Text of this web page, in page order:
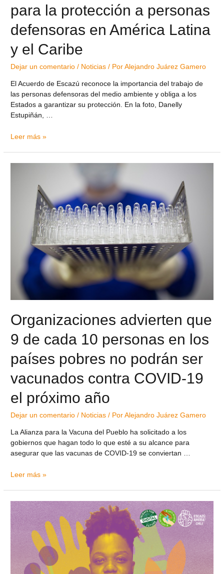
para la protección a personas
defensoras en América Latina
y el Caribe
Dejar un comentario / Noticias / PorAlejandro Juárez Gamero
El Acuerdo de Escazú reconoce la importancia del trabajo de
las personas defensoras del medio ambiente y obliga a los
Estados a garantizar su protección. En la foto, Danelly
Estupiñán, …
Leer más »
Organizaciones advierten que
9 de cada 10 personas en los
países pobres no podrán ser
vacunados contra COVID-19
el próximo año
Dejar un comentario / Noticias / PorAlejandro Juárez Gamero
La Alianza para la Vacuna del Pueblo ha solicitado a los
gobiernos que hagan todo lo que esté a su alcance para
asegurar que las vacunas de COVID-19 se conviertan …
Leer más »